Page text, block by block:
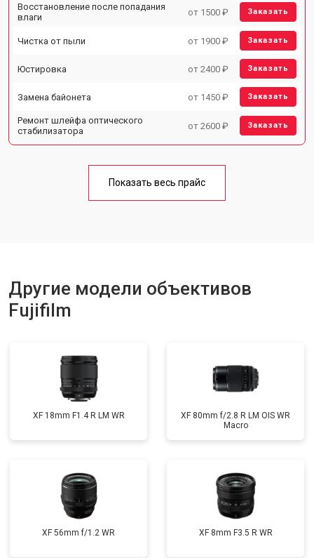
Восстановление после попадания
влаги
от 1500 ₽ Заказать
Чистка от пыли от 1900 ₽ Заказать
Юстировка от 2400 ₽ Заказать
Замена байонета от 1450 ₽ Заказать
Ремонт шлейфа оптического
стабилизатора
от 2600 ₽ Заказать
Показать весь прайс
Другие модели объективов
Fujifilm
XF 18mm F1.4 R LM WR
XF 80mm f/2.8 R LM OIS WR
Macro
XF 56mm f/1.2 WR XF 8mm F3.5 R WR